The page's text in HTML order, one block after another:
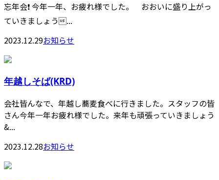
忘年会❗️ 今年一年、お疲れ様でした。 おおいに盛り上がっ
ていきましょう...
2023.12.29お知らせ
年越しそば(KRD)
会社皆んなで、年越し蕎麦食べに行きました。スタッフの皆
さん今年一年お疲れ様でした。来年も頑張っていきましょう
&...
2023.12.28お知らせ